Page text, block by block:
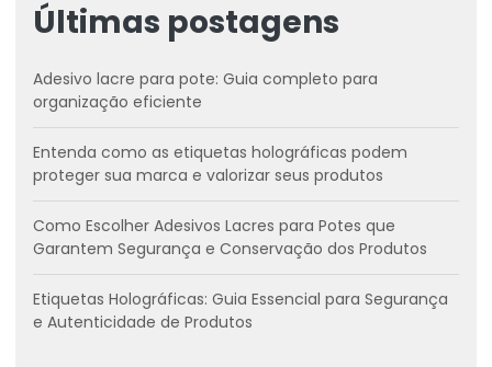
Últimas postagens
Adesivo lacre para pote: Guia completo para
organização eficiente
Entenda como as etiquetas holográficas podem
proteger sua marca e valorizar seus produtos
Como Escolher Adesivos Lacres para Potes que
Garantem Segurança e Conservação dos Produtos
Etiquetas Holográficas: Guia Essencial para Segurança
e Autenticidade de Produtos